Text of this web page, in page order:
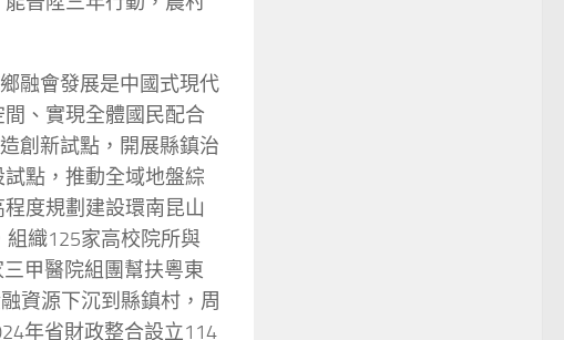
融會發展是中國式現代
、實現全體國民配合
創新試點，開展縣鎮治
點，推動全域地盤綜
度規劃建設環南昆山
織125家高校院所與
甲醫院組團幫扶粵東
資源下沉到縣鎮村，周
年省財政整合設立114